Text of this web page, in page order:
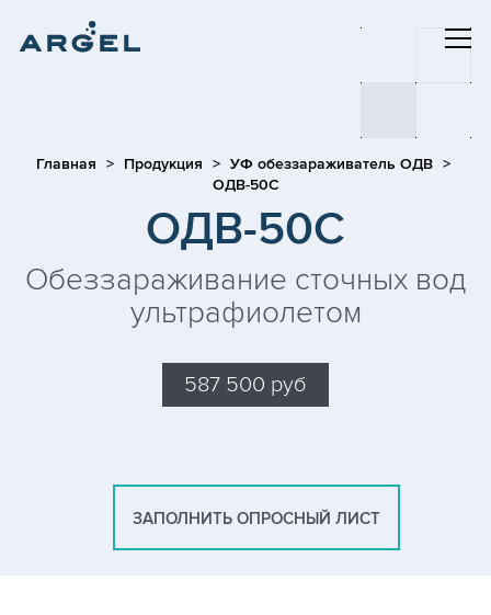
Главная Продукция
УФ обеззараживатель ОДВ
ОДВ-50С
ОДВ-50С
Обеззараживание сточных вод
ультрафиолетом
587 500 руб
ЗАПОЛНИТЬ ОПРОСНЫЙ ЛИСТ